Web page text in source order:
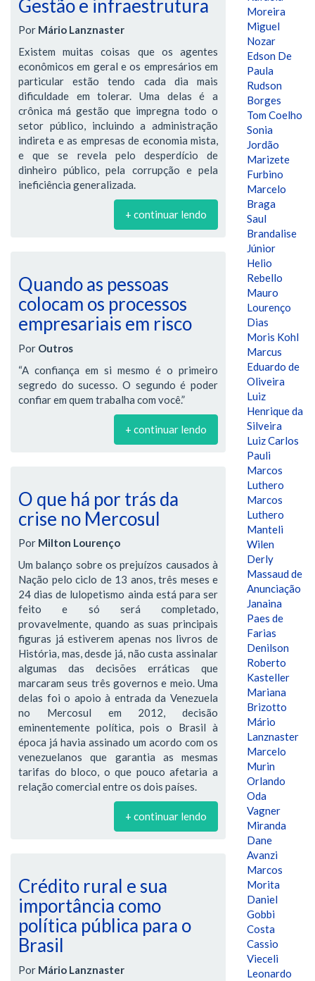
Gestão e infraestrutura
Por Mário Lanznaster
Existem muitas coisas que os agentes
econômicos em geral e os empresários em
particular estão tendo cada dia mais
dificuldade em tolerar. Uma delas é a
crônica má gestão que impregna todo o
setor público, incluindo a administração
indireta e as empresas de economia mista,
e que se revela pelo desperdício de
dinheiro público, pela corrupção e pela
ineficiência generalizada.
+ continuar lendo
Quando as pessoas
colocam os processos
empresariais em risco
Por Outros
“A confiança em si mesmo é o primeiro
segredo do sucesso. O segundo é poder
confiar em quem trabalha com você.”
+ continuar lendo
O que há por trás da
crise no Mercosul
Por Milton Lourenço
Um balanço sobre os prejuízos causados à
Nação pelo ciclo de 13 anos, três meses e
24 dias de lulopetismo ainda está para ser
feito e só será completado,
provavelmente, quando as suas principais
figuras já estiverem apenas nos livros de
História, mas, desde já, não custa assinalar
algumas das decisões erráticas que
marcaram seus três governos e meio. Uma
delas foi o apoio à entrada da Venezuela
no Mercosul em 2012, decisão
eminentemente política, pois o Brasil à
época já havia assinado um acordo com os
venezuelanos que garantia as mesmas
tarifas do bloco, o que pouco afetaria a
relação comercial entre os dois países.
+ continuar lendo
Crédito rural e sua
importância como
política pública para o
Brasil
Por Mário Lanznaster
Moreira
Miguel
Nozar
Edson De
Paula
Rudson
Borges
Tom Coelho
Sonia
Jordão
Marizete
Furbino
Marcelo
Braga
Saul
Brandalise
Júnior
Helio
Rebello
Mauro
Lourenço
Dias
Moris Kohl
Marcus
Eduardo de
Oliveira
Luiz
Henrique da
Silveira
Luiz Carlos
Pauli
Marcos
Luthero
Marcos
Luthero
Manteli
Wilen
Derly
Massaud de
Anunciação
Janaina
Paes de
Farias
Denilson
Roberto
Kasteller
Mariana
Brizotto
Mário
Lanznaster
Marcelo
Murin
Orlando
Oda
Vagner
Miranda
Dane
Avanzi
Marcos
Morita
Daniel
Gobbi
Costa
Cassio
Vieceli
Leonardo